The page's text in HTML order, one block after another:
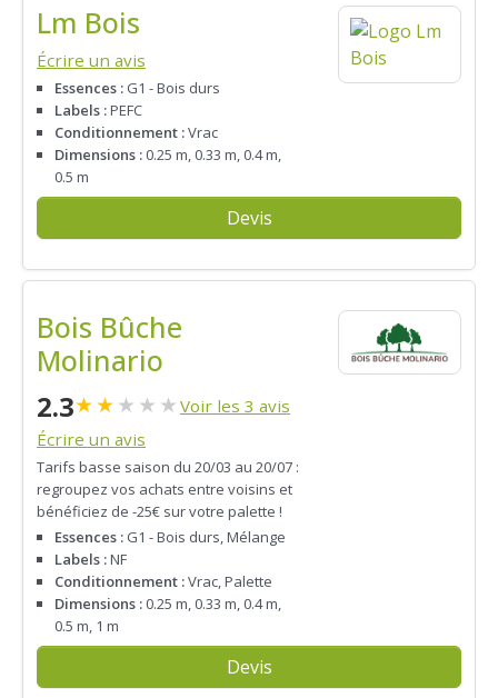
Lm Bois
Écrire un avis
Essences : G1 - Bois durs
Labels :PEFC
Conditionnement :Vrac
Dimensions : 0.25 m, 0.33 m, 0.4 m,
0.5 m
Devis
Bois Bûche
Molinario
2.3★★★ ★ ★ Voir les 3 avis
Écrire un avis
Tarifs basse saison du 20/03 au 20/07 :
regroupez vos achats entre voisins et
bénéficiez de -25€ sur votre palette !
Essences : G1 - Bois durs, Mélange
Labels :NF
Conditionnement :Vrac, Palette
Dimensions : 0.25 m, 0.33 m, 0.4 m,
0.5 m, 1 m
Devis